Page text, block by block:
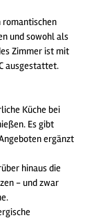
und sowohl als
Zimmer ist mit
ausgestattet.
Küche bei
Es gibt
ergänzt
hinaus die
- und zwar